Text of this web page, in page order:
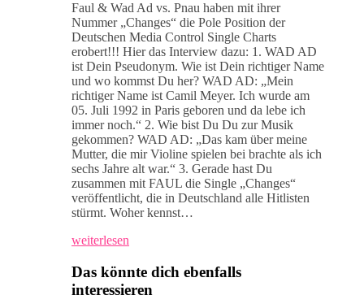
Faul & Wad Ad vs. Pnau haben mit ihrer
Nummer „Changes“ die Pole Position der
Deutschen Media Control Single Charts
erobert!!! Hier das Interview dazu: 1. WAD AD
ist Dein Pseudonym. Wie ist Dein richtiger Name
und wo kommst Du her? WAD AD: „Mein
richtiger Name ist Camil Meyer. Ich wurde am
05. Juli 1992 in Paris geboren und da lebe ich
immer noch.“ 2. Wie bist Du Du zur Musik
gekommen? WAD AD: „Das kam über meine
Mutter, die mir Violine spielen bei brachte als ich
sechs Jahre alt war.“ 3. Gerade hast Du
zusammen mit FAUL die Single „Changes“
veröffentlicht, die in Deutschland alle Hitlisten
stürmt. Woher kennst…
weiterlesen
Das könnte dich ebenfalls
interessieren